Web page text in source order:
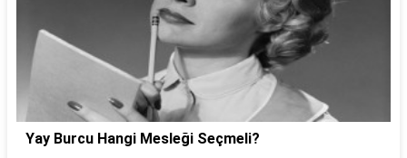
Yay Burcu Hangi Mesleği Seçmeli?